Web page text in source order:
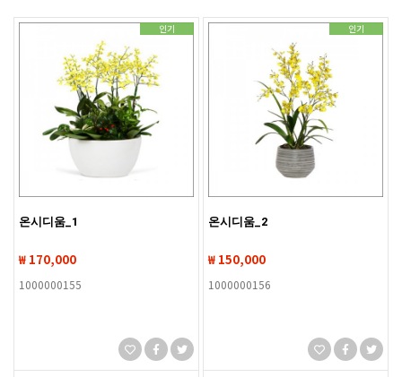
인기
온시디움_1
₩ 170,000
1000000155
인기
온시디움_2
₩ 150,000
1000000156